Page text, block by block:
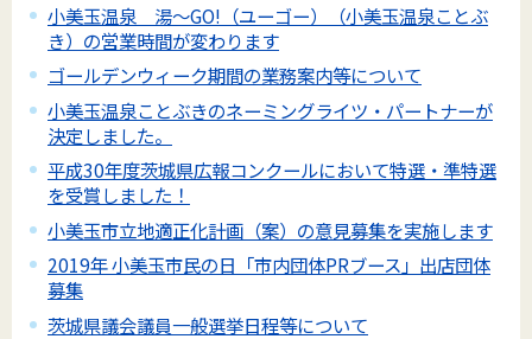
小美玉温泉 湯～GO!（ユーゴー）（小美玉温泉ことぶ
き）の営業時間が変わります
ゴールデンウィーク期間の業務案内等について
小美玉温泉ことぶきのネーミングライツ・パートナーが
決定しました。
平成30年度茨城県広報コンクールにおいて特選・準特選
を受賞しました！
小美玉市立地適正化計画（案）の意見募集を実施します
2019年 小美玉市民の日「市内団体PRブース」出店団体
募集
茨城県議会議員一般選挙日程等について